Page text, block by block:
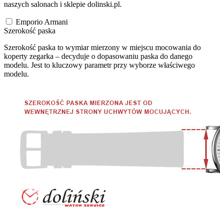
naszych salonach i sklepie dolinski.pl.
Emporio Armani
Szerokość paska
Szerokość paska to wymiar mierzony w miejscu mocowania do
koperty zegarka – decyduje o dopasowaniu paska do danego
modelu. Jest to kluczowy parametr przy wyborze właściwego
modelu.